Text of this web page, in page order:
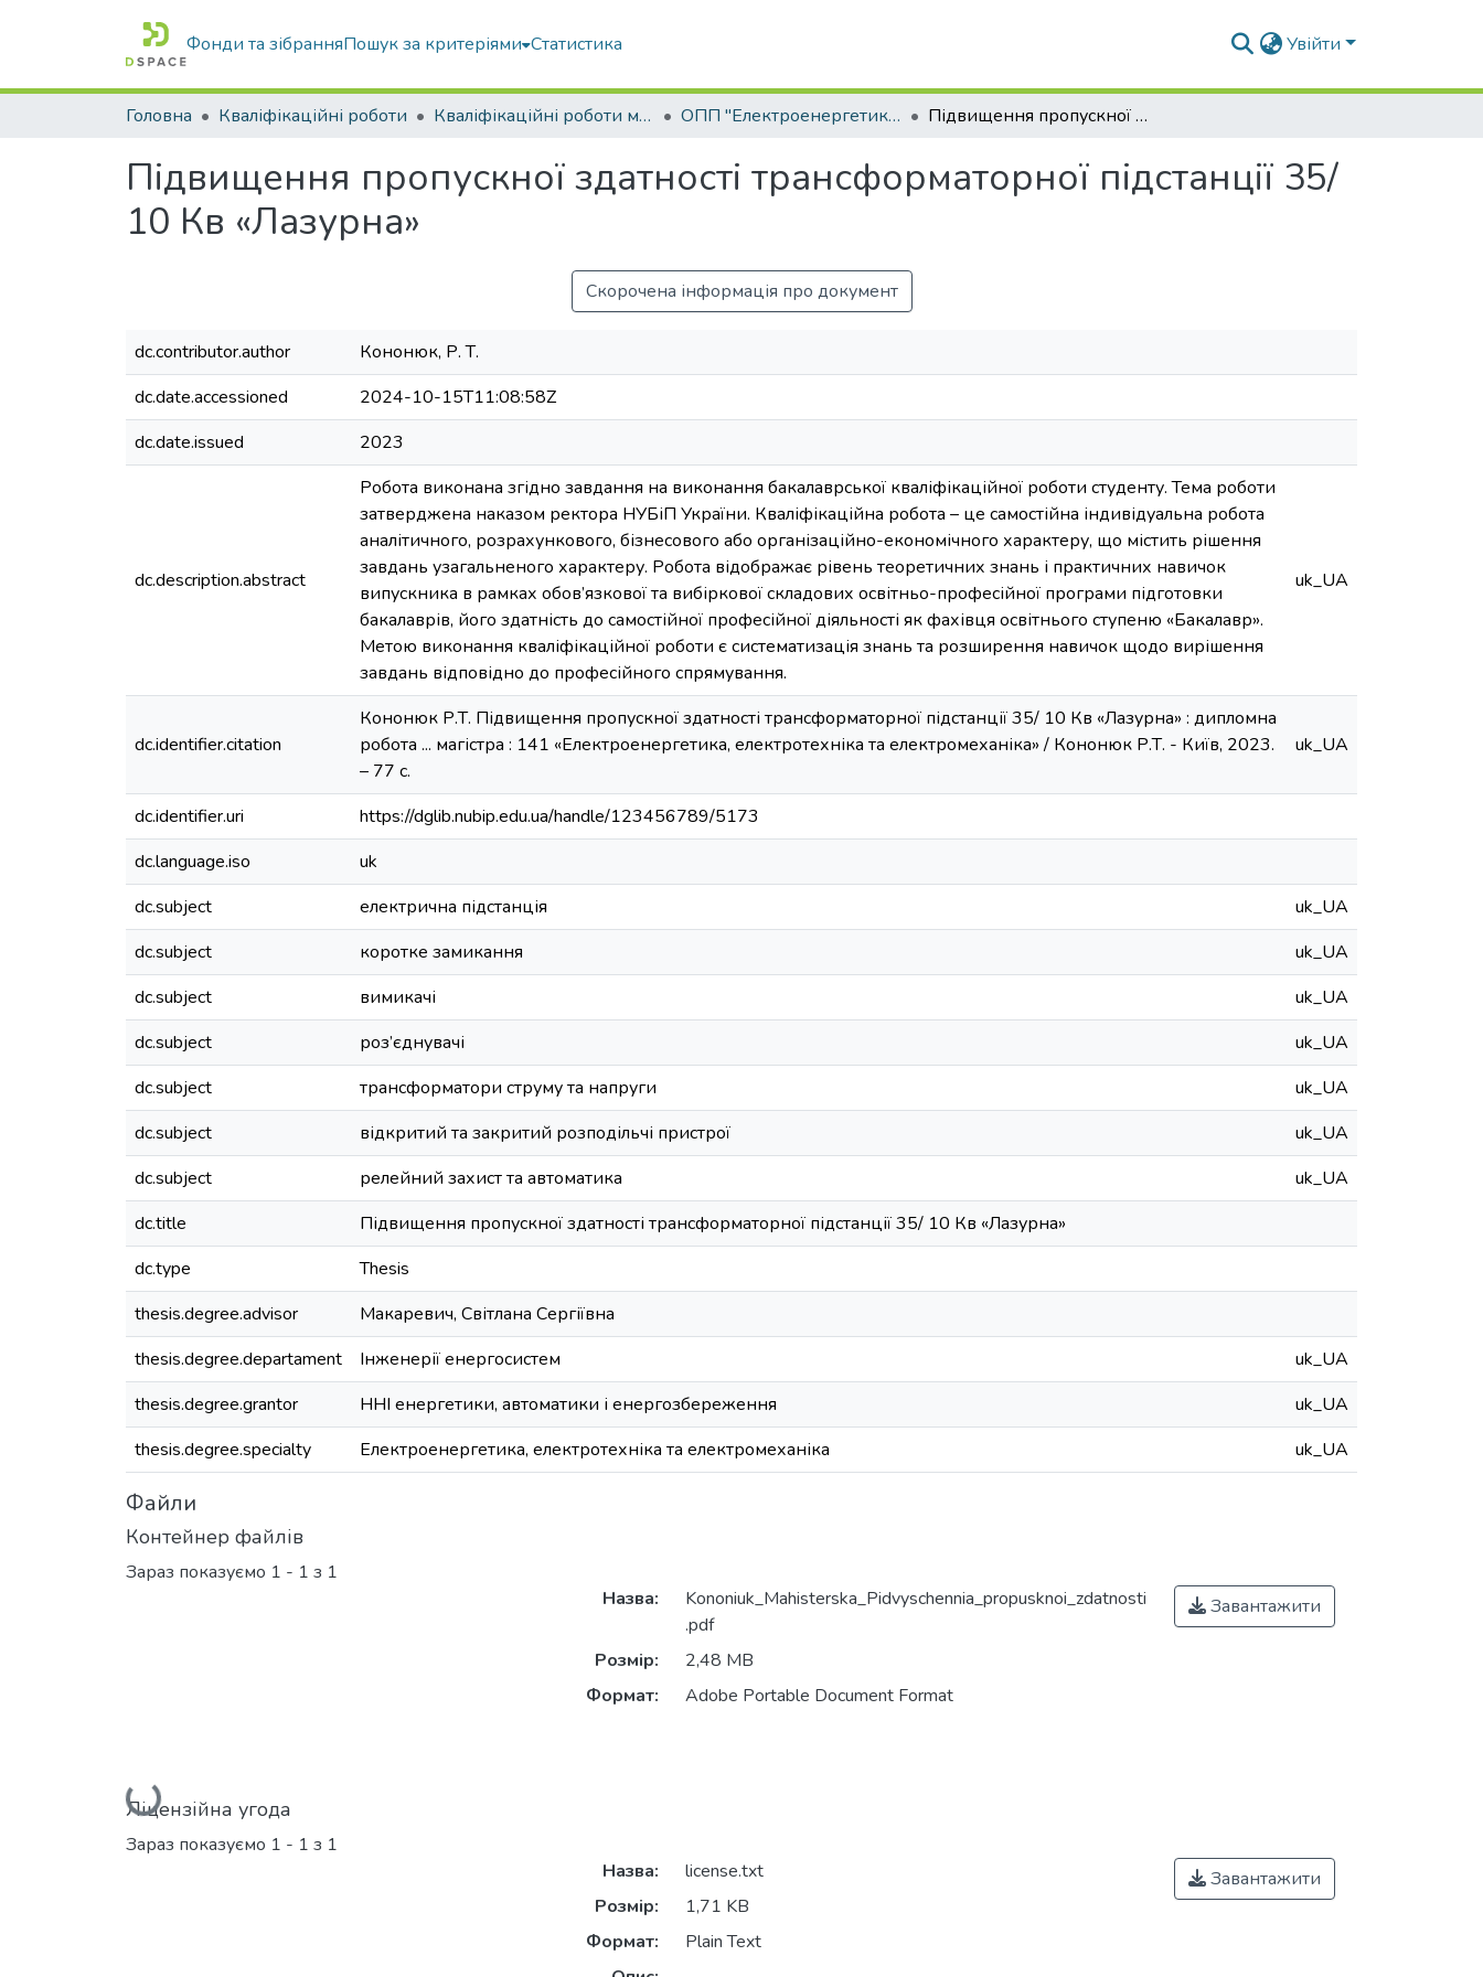
Фонди та зібранняПошук за критеріями Статистика Увійти
Головна Кваліфікаційні роботи Кваліфікаційні роботи магістрів ОПП "Електроенергетика, електротехніка та електромеханіка" Підвищення пропускної здатності трансформаторної підстанції 35/ 10 Кв «Лазурна»
Підвищення пропускної здатності трансформаторної підстанції 35/
10 Кв «Лазурна»
Скорочена інформація про документ
dc.contributor.author
Кононюк, Р. Т.
dc.date.accessioned
2024-10-15T11:08:58Z
dc.date.issued
2023
dc.description.abstract
Робота виконана згідно завдання на виконання бакалаврської кваліфікаційної роботи студенту. Тема роботи
затверджена наказом ректора НУБіП України. Кваліфікаційна робота – це самостійна індивідуальна робота
аналітичного, розрахункового, бізнесового або організаційно-економічного характеру, що містить рішення
завдань узагальненого характеру. Робота відображає рівень теоретичних знань і практичних навичок
випускника в рамках обов’язкової та вибіркової складових освітньо-професійної програми підготовки
бакалаврів, його здатність до самостійної професійної діяльності як фахівця освітнього ступеню «Бакалавр».
Метою виконання кваліфікаційної роботи є систематизація знань та розширення навичок щодо вирішення
завдань відповідно до професійного спрямування.
uk_UA
dc.identifier.citation
Кононюк Р.Т. Підвищення пропускної здатності трансформаторної підстанції 35/ 10 Кв «Лазурна» : дипломна
робота ... магістра : 141 «Електроенергетика, електротехніка та електромеханіка» / Кононюк Р.Т. - Київ, 2023.
– 77 с.
uk_UA
dc.identifier.uri
https://dglib.nubip.edu.ua/handle/123456789/5173
dc.language.iso
uk
dc.subject
електрична підстанція
uk_UA
dc.subject
коротке замикання
uk_UA
dc.subject
вимикачі
uk_UA
dc.subject
роз’єднувачі
uk_UA
dc.subject
трансформатори струму та напруги
uk_UA
dc.subject
відкритий та закритий розподільчі пристрої
uk_UA
dc.subject
релейний захист та автоматика
uk_UA
dc.title
Підвищення пропускної здатності трансформаторної підстанції 35/ 10 Кв «Лазурна»
dc.type
Thesis
thesis.degree.advisor
Макаревич, Світлана Сергіївна
thesis.degree.departament
Інженерії енергосистем
uk_UA
thesis.degree.grantor
ННІ енергетики, автоматики і енергозбереження
uk_UA
thesis.degree.specialty
Електроенергетика, електротехніка та електромеханіка uk_UA
Файли
Контейнер файлів
Зараз показуємо 1 - 1 з 1
Вантажиться...
Назва:
Kononiuk_Mahisterska_Pidvyschennia_propusknoi_zdatnosti
.pdf
Розмір:
2,48 MB
Формат:
Adobe Portable Document Format
Завантажити
Ліцензійна угода
Зараз показуємо 1 - 1 з 1
Назва:
license.txt
Розмір:
1,71 KB
Формат:
Plain Text
Завантажити